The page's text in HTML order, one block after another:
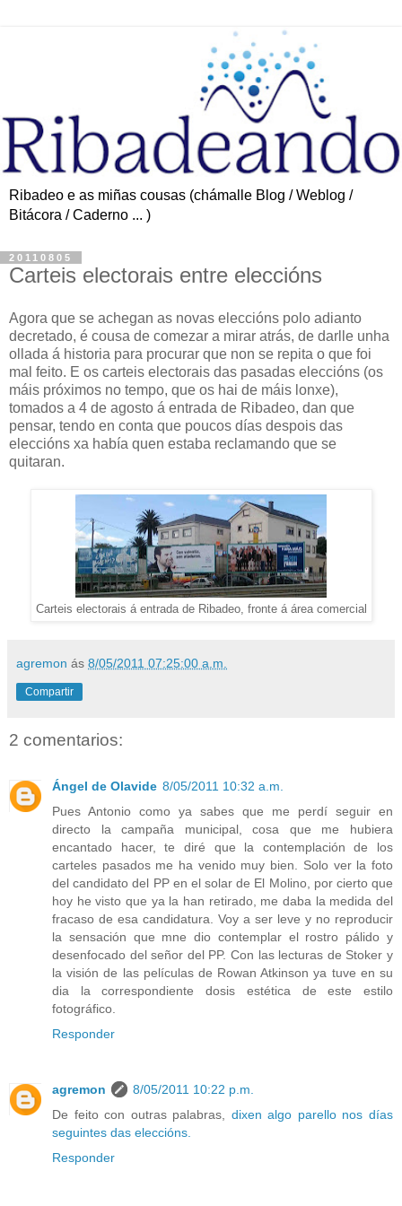
Ribadeo e as miñas cousas (chámalle Blog / Weblog /
Bitácora / Caderno ... )
20110805
Carteis electorais entre eleccións
Agora que se achegan as novas eleccións polo adianto
decretado, é cousa de comezar a mirar atrás, de darlle unha
ollada á historia para procurar que non se repita o que foi
mal feito. E os carteis electorais das pasadas eleccións (os
máis próximos no tempo, que os hai de máis lonxe),
tomados a 4 de agosto á entrada de Ribadeo, dan que
pensar, tendo en conta que poucos días despois das
eleccións xa había quen estaba reclamando que se
quitaran.
Carteis electorais á entrada de Ribadeo, fronte á área comercial
agremon ás 8/05/2011 07:25:00 a.m.
Compartir
2 comentarios:
Ángel de Olavide 8/05/2011 10:32 a.m.
Pues Antonio como ya sabes que me perdí seguir en
directo la campaña municipal, cosa que me hubiera
encantado hacer, te diré que la contemplación de los
carteles pasados me ha venido muy bien. Solo ver la foto
del candidato del PP en el solar de El Molino, por cierto que
hoy he visto que ya la han retirado, me daba la medida del
fracaso de esa candidatura. Voy a ser leve y no reproducir
la sensación que mne dio contemplar el rostro pálido y
desenfocado del señor del PP. Con las lecturas de Stoker y
la visión de las películas de Rowan Atkinson ya tuve en su
dia la correspondiente dosis estética de este estilo
fotográfico.
Responder
agremon
8/05/2011 10:22 p.m.
De feito con outras palabras, dixen algo parello nos días
seguintes das eleccións.
Responder